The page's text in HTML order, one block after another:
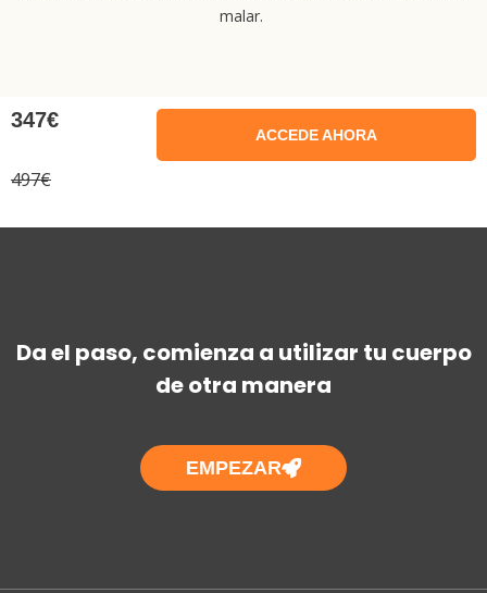
malar.
347€
497€
ACCEDE AHORA
Da el paso, comienza a utilizar tu cuerpo
de otra manera
EMPEZAR